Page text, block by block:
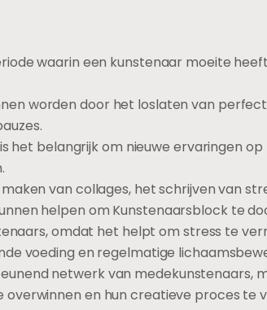
waarin een kunstenaar moeite
worden door het loslaten van
het belangrijk om nieuwe ervaringen
van collages, het schrijven van
helpen om Kunstenaarsblock te
omdat het helpt om stress te
voeding en regelmatige
netwerk van medekunstenaars,
overwinnen en hun creatieve proces te